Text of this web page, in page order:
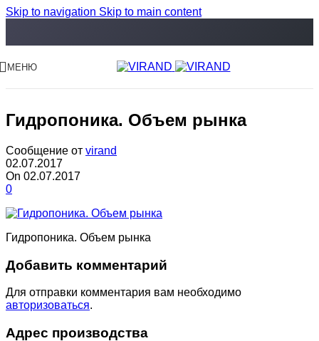
Skip to navigation Skip to main content
МЕНЮ
Гидропоника. Объем рынка
Сообщение от virand
02.07.2017
On 02.07.2017
0
Гидропоника. Объем рынка
Добавить комментарий
Для отправки комментария вам необходимо
авторизоваться.
Адрес производства